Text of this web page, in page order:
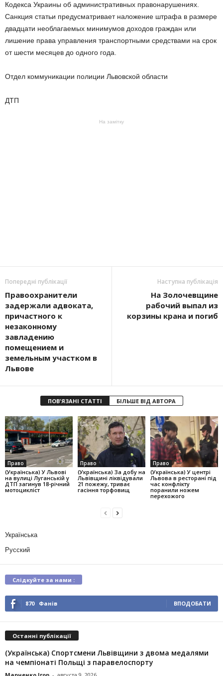
Кодекса Украины об административных правонарушениях.
Санкция статьи предусматривает наложение штрафа в размере
двадцати необлагаемых минимумов доходов граждан или
лишение права управления транспортными средствами на срок
от шести месяцев до одного года.
Отдел коммуникации полиции Львовской области
ДТП
На замітку
Попередні публікації
Правоохранители
задержали адвоката,
причастного к
незаконному
завладению
помещением и
земельным участком в
Львове
Наступна публікація
На Золочевщине
рабочий выпал из
корзины крана и погиб
ПОВ'ЯЗАНІ СТАТТІ БІЛЬШЕ ВІД АВТОРА
Право
(Українська) У Львові
на вулиці Луганській у
ДТП загинув 18-річний
мотоцикліст
Право
(Українська) За добу на
Львівщині ліквідували
21 пожежу, триває
гасіння торфовищ
Право
(Українська) У центрі
Львова в ресторані під
час конфлікту
поранили ножем
перехожого
Українська
Русский
Слідкуйте за нами :
870 Фанів ВПОДОБАТИ
Останні публікації
(Українська) Спортсмени Львівщини з двома медалями
на чемпіонаті Польщі з паравелоспорту